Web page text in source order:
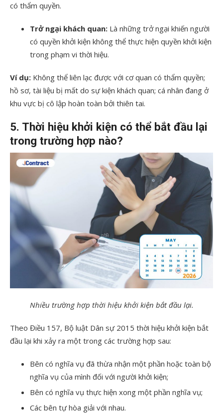
có thẩm quyền.
Trở ngại khách quan: Là những trở ngại khiến người
có quyền khởi kiện không thể thực hiện quyền khởi kiện
trong phạm vi thời hiệu.
Ví dụ: Không thể liên lạc được với cơ quan có thẩm quyền;
hồ sơ, tài liệu bị mất do sự kiện khách quan; cá nhân đang ở
khu vực bị cô lập hoàn toàn bởi thiên tai.
5. Thời hiệu khởi kiện có thể bắt đầu lại
trong trường hợp nào?
Nhiều trường hợp thời hiệu khởi kiện bắt đầu lại.
Theo Điều 157, Bộ luật Dân sự 2015 thời hiệu khởi kiện bắt
đầu lại khi xảy ra một trong các trường hợp sau:
Bên có nghĩa vụ đã thừa nhận một phần hoặc toàn bộ
nghĩa vụ của mình đối với người khởi kiện;
Bên có nghĩa vụ thực hiện xong một phần nghĩa vụ;
Các bên tự hòa giải với nhau.